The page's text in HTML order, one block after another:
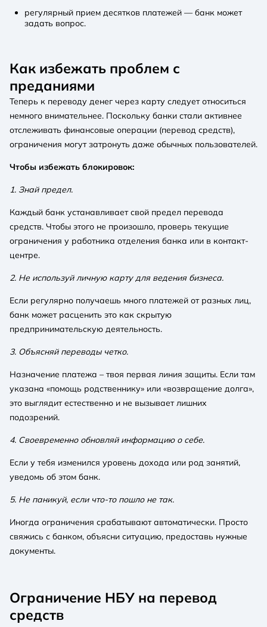
регулярный прием десятков платежей — банк может
задать вопрос.
Как избежать проблем с
преданиями
Теперь к переводу денег через карту следует относиться
немного внимательнее. Поскольку банки стали активнее
отслеживать финансовые операции (перевод средств),
ограничения могут затронуть даже обычных пользователей.
Чтобы избежать блокировок:
1. Знай предел.
Каждый банк устанавливает свой предел перевода
средств. Чтобы этого не произошло, проверь текущие
ограничения у работника отделения банка или в контакт-
центре.
2. Не используй личную карту для ведения бизнеса.
Если регулярно получаешь много платежей от разных лиц,
банк может расценить это как скрытую
предпринимательскую деятельность.
3. Объясняй переводы четко.
Назначение платежа – твоя первая линия защиты. Если там
указана «помощь родственнику» или «возвращение долга»,
это выглядит естественно и не вызывает лишних
подозрений.
4. Своевременно обновляй информацию о себе.
Если у тебя изменился уровень дохода или род занятий,
уведомь об этом банк.
5. Не паникуй, если что-то пошло не так.
Иногда ограничения срабатывают автоматически. Просто
свяжись с банком, объясни ситуацию, предоставь нужные
документы.
Ограничение НБУ на перевод
средств